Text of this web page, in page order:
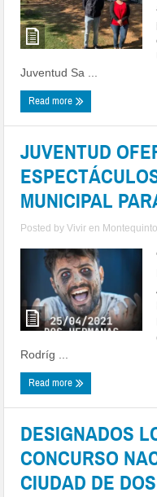
Juventud Sa ...
Read more
JUVENTUD
MUNICIPAL
Posted byVivir en Montequinto
Rodríg ...
Read more
DESIGNADOS
CONCURSO
CIUDAD DE